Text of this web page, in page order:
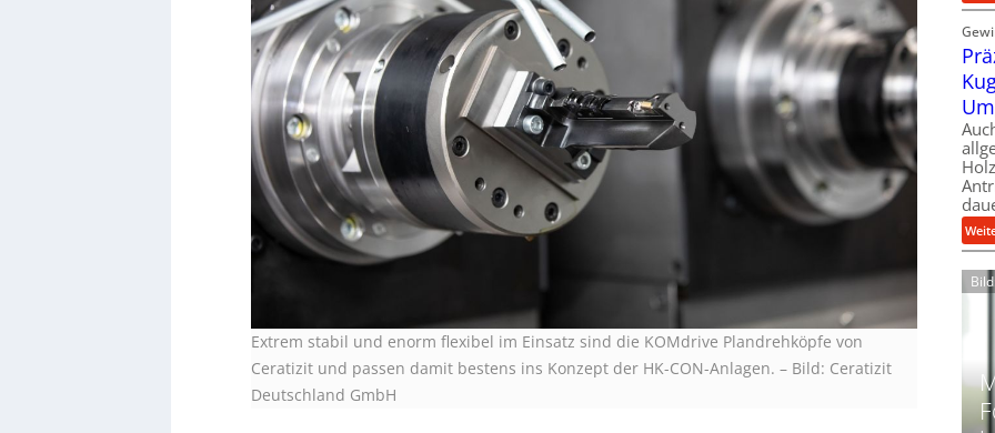
Extrem stabil und enorm flexibel im Einsatz sind die KOMdrive Plandrehköpfe von
Ceratizit und passen damit bestens ins Konzept der HK-CON-Anlagen. – Bild: Ceratizit
Deutschland GmbH